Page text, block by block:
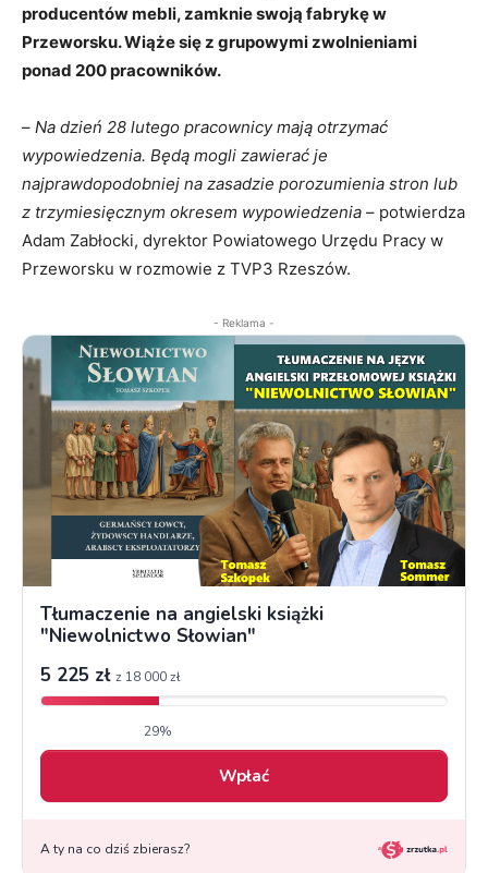
producentów mebli, zamknie swoją fabrykę w
Przeworsku. Wiąże się z grupowymi zwolnieniami
ponad 200 pracowników.
– Na dzień 28 lutego pracownicy mają otrzymać
wypowiedzenia. Będą mogli zawierać je
najprawdopodobniej na zasadzie porozumienia stron lub
z trzymiesięcznym okresem wypowiedzenia – potwierdza
Adam Zabłocki, dyrektor Powiatowego Urzędu Pracy w
Przeworsku w rozmowie z TVP3 Rzeszów.
- Reklama -